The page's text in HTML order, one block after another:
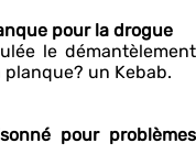
pour la drogue
le démantèlement
un Kebab.
pour problèmes